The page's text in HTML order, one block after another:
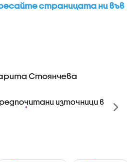
страницата ни във
Стоянчева
източници в